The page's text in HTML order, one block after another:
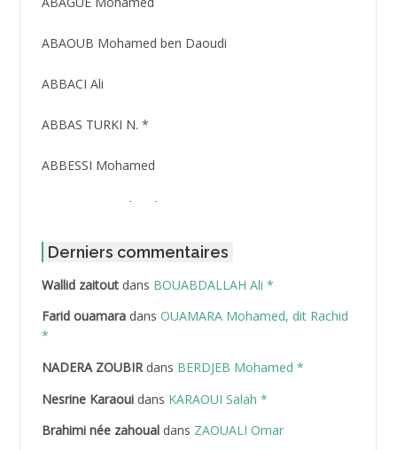
ABAOUB Mohamed ben Daoudi
ABBACI Ali
ABBAS TURKI N. *
ABBESSI Mohamed
ABBOUR Azzedine *
ABDAT Amar
ABDEDDAIM Hamid
ABDELAZIZ Mohamed
ABDELHAFID Lakhdar
Derniers commentaires
Wallid zaitoutdans BOUABDALLAH Ali *
Farid ouamaradans OUAMARA Mohamed, dit Rachid
*
NADERA ZOUBIRdans BERDJEB Mohamed *
Nesrine Karaouidans KARAOUI Salah *
Brahimi née zahoualdans ZAOUALI Omar